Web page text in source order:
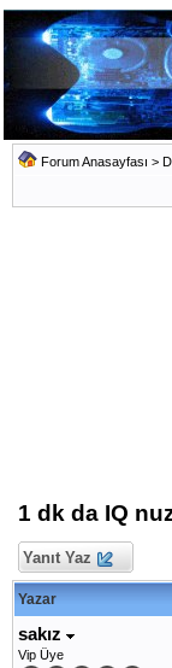
Forum Anasayfası >
1 dk da IQ
Yanıt Yaz
Yazar
sakız
Vip Üye